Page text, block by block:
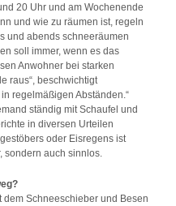
20 Uhr und am Wochenende
und wie zu räumen ist, regeln
und abends schneeräumen
soll immer, wenn es das
Anwohner bei starken
raus“, beschwichtigt
regelmäßigen Abständen.“
ständig mit Schaufel und
in diversen Urteilen
oder Eisregens ist
sondern auch sinnlos.
dem Schneeschieber und Besen